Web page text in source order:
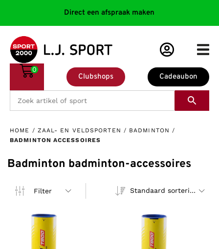
Direct een afspraak maken
Cadeaubon
Clubshops
0
HOME / ZAAL- EN VELDSPORTEN / BADMINTON /
BADMINTON ACCESSOIRES
Badminton badminton-accessoires
Filter Standaard sortering